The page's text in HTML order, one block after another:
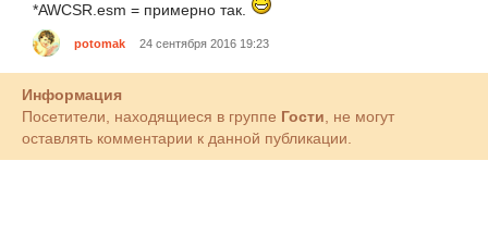
*AWCSR.esm = примерно так.
potomak 24 сентября 2016 19:23
Информация
Посетители, находящиеся в группе Гости, не могут
оставлять комментарии к данной публикации.